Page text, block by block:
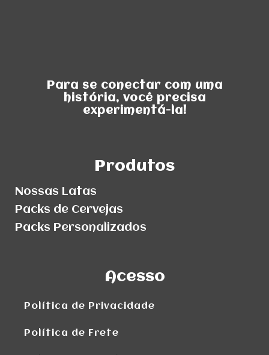
Para se conectar com uma
história, você precisa
experimentá-la!
Produtos
Nossas Latas
Packs de Cervejas
Packs Personalizados
Acesso
Política de Privacidade
Política de Frete